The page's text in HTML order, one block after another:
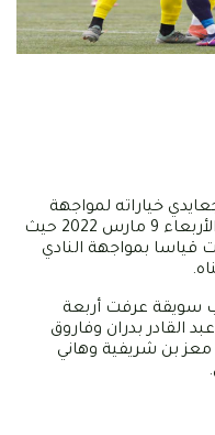
خياراته لمواجهة
النادي الرياضي البنزرتي لمساء اليوم الأربعاء 9 مارس 2022 حيث
قياسا بمواجهة النادي
سويقة عرفت أربعة
القادر بدران وفاروق
بن شريفية وهاني